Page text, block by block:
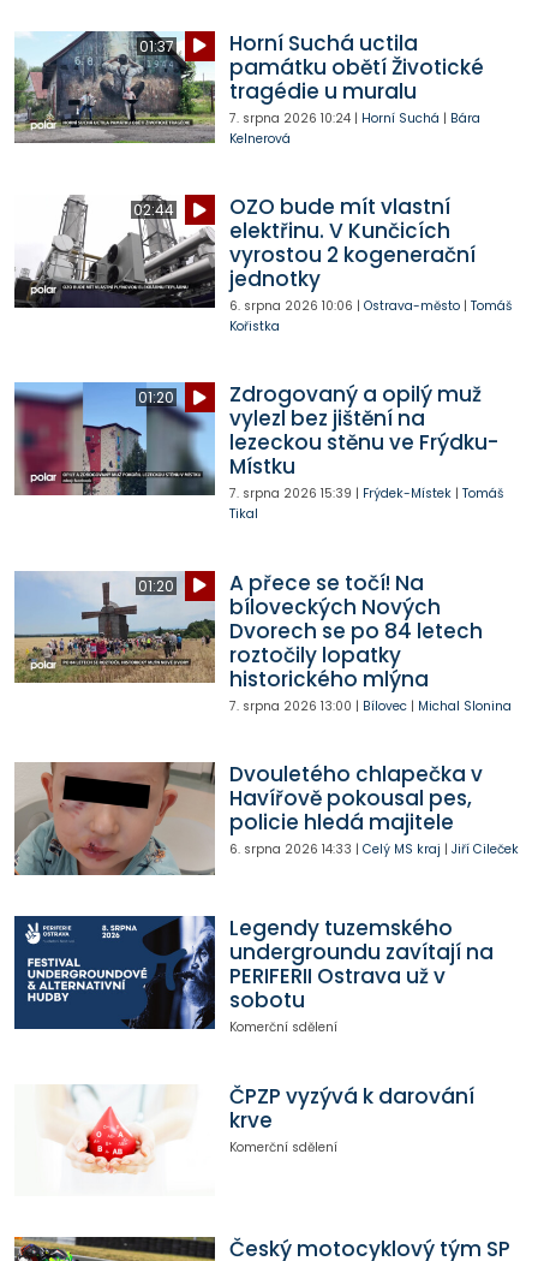
01:37
Horní Suchá uctila
památku obětí Životické
tragédie u muralu
7. srpna 2026 10:24| Horní Suchá | Bára
Kelnerová
02:44
OZO bude mít vlastní
elektřinu. V Kunčicích
vyrostou 2 kogenerační
jednotky
6. srpna 2026 10:06 | Ostrava-město| Tomáš
Kořistka
01:20
Zdrogovaný a opilý muž
vylezl bez jištění na
lezeckou stěnu ve Frýdku-
Místku
7. srpna 2026 15:39 | Frýdek-Místek| Tomáš
Tikal
01:20
A přece se točí! Na
bíloveckých Nových
Dvorech se po 84 letech
roztočily lopatky
historického mlýna
7. srpna 2026 13:00 | Bílovec| Michal Slonina
Dvouletého chlapečka v
Havířově pokousal pes,
policie hledá majitele
6. srpna 2026 14:33 | Celý MS kraj | Jiří Cileček
Legendy tuzemského
undergroundu zavítají na
PERIFERII Ostrava už v
sobotu
Komerční sdělení
ČPZP vyzývá k darování
krve
Komerční sdělení
Český motocyklový tým SP